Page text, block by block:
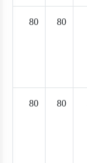
80
80
80
80